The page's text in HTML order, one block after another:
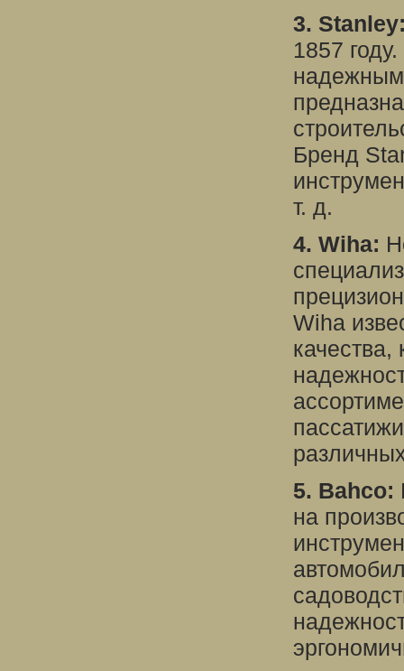
3.
1857
Бренд
т. д.
4. Wiha:
Wiha
качества,
5. Bahco:
на